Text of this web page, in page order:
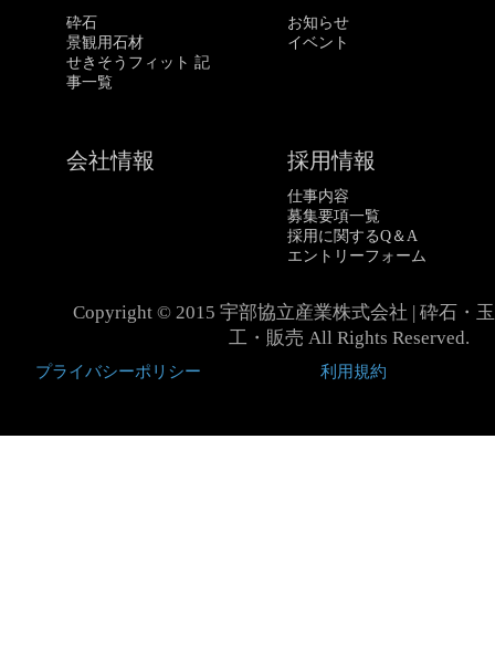
砕石
景観用石材
せきそうフィット 記
事一覧
お知らせ
イベント
会社情報 採用情報
仕事内容
募集要項一覧
採用に関するQ＆A
エントリーフォーム
Copyright © 2015 宇部協立産業株式会社 | 砕石・
工・販売 All Rights Reserved.
プライバシーポリシー 利用規約